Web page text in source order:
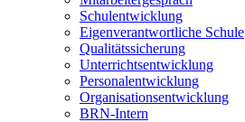
Schulentwicklung
Eigenverantwortliche Schule
Qualitätssicherung
Unterrichtsentwicklung
Personalentwicklung
Organisationsentwicklung
BRN-Intern